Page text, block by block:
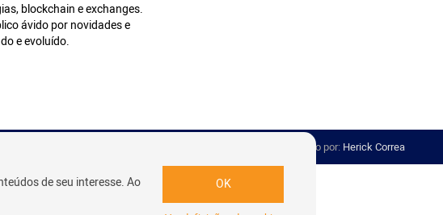
blockchain e exchanges.
ávido por novidades e
e evoluído.
Desenvolvido por: Herick Correa
de seu interesse. Ao
OK